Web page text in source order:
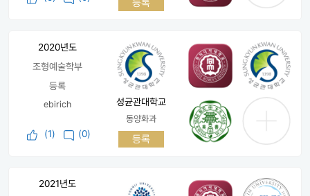
등록
2020년도
조형예술학부
등록
ebirich
(1) (0)
성균관대학교
동양화과
등록
2021년도